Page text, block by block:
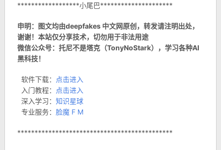
******************小尾巴*********************
申明：图文均由deepfakes 中文网原创，转发请注明出处，
谢谢！本站仅分享技术，切勿用于非法用途
微信公众号：托尼不是塔克（TonyNoStark），学习各种AI
黑科技！
软件下载：
点击进入
入门教程：
点击进入
深入学习： 知识星球
专业服务： 脸魔 F M
*********************************************